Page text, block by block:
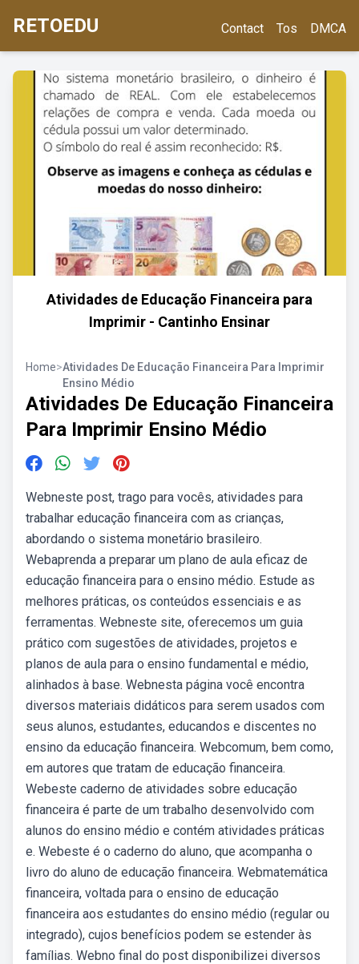
RETOEDU Contact Tos DMCA
Atividades de Educação Financeira para
Imprimir - Cantinho Ensinar
Home>Atividades De Educação Financeira Para Imprimir
Ensino Médio
Atividades De Educação Financeira
Para Imprimir Ensino Médio
Webneste post, trago para vocês, atividades para
trabalhar educação financeira com as crianças,
abordando o sistema monetário brasileiro.
Webaprenda a preparar um plano de aula eficaz de
educação financeira para o ensino médio. Estude as
melhores práticas, os conteúdos essenciais e as
ferramentas. Webneste site, oferecemos um guia
prático com sugestões de atividades, projetos e
planos de aula para o ensino fundamental e médio,
alinhados à base. Webnesta página você encontra
diversos materiais didáticos para serem usados com
seus alunos, estudantes, educandos e discentes no
ensino da educação financeira. Webcomum, bem como,
em autores que tratam de educação financeira.
Webeste caderno de atividades sobre educação
financeira é parte de um trabalho desenvolvido com
alunos do ensino médio e contém atividades práticas
e. Webeste é o caderno do aluno, que acompanha o
livro do aluno de educação financeira. Webmatemática
financeira, voltada para o ensino de educação
financeira aos estudantes do ensino médio (regular ou
integrado), cujos benefícios podem se estender às
famílias. Webno final do post disponibilizei diversos